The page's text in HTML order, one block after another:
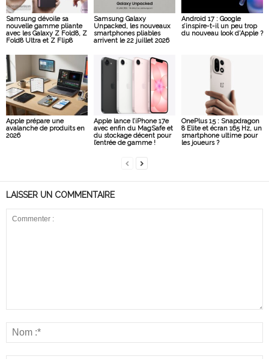
Samsung dévoile sa
nouvelle gamme pliante
avec les Galaxy Z Fold8, Z
Fold8 Ultra et Z Flip8
Samsung Galaxy
Unpacked, les nouveaux
smartphones pliables
arrivent le 22 juillet 2026
Android 17 : Google
s’inspire-t-il un peu trop
du nouveau look d’Apple ?
Apple prépare une
avalanche de produits en
2026
Apple lance l’iPhone 17e
avec enfin du MagSafe et
du stockage décent pour
l’entrée de gamme !
OnePlus 15 : Snapdragon
8 Elite et écran 165 Hz, un
smartphone ultime pour
les joueurs ?
LAISSER UN COMMENTAIRE